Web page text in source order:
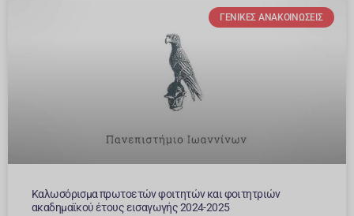
ΓΕΝΙΚΈΣ ΑΝΑΚΟΙΝΏΣΕΙΣ
Καλωσόρισμα πρωτοετών φοιτητών και φοιτητριών
ακαδημαϊκού έτους εισαγωγής 2024-2025